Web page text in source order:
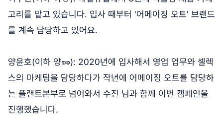
고리를 맡고 있습니다. 입사 때부터 '어메이징 오트' 브랜드
를 계속 담당하고 있어요.
양윤호(이하 양🥜): 2020년에 입사해서 영업 업무와 셀렉
스의 마케팅을 담당하다가 작년에 어메이징 오트를 담당하
는 플랜트본부로 넘어와서 수진 님과 함께 이번 캠페인을
진행했습니다.